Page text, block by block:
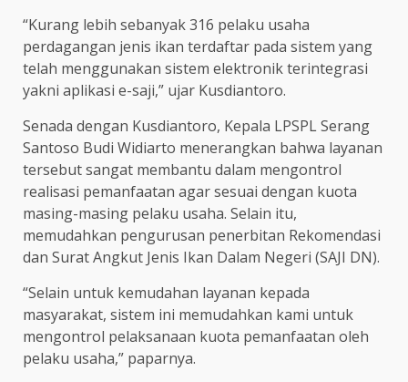
“Kurang lebih sebanyak 316 pelaku usaha
perdagangan jenis ikan terdaftar pada sistem yang
telah menggunakan sistem elektronik terintegrasi
yakni aplikasi e-saji,” ujar Kusdiantoro.
Senada dengan Kusdiantoro, Kepala LPSPL Serang
Santoso Budi Widiarto menerangkan bahwa layanan
tersebut sangat membantu dalam mengontrol
realisasi pemanfaatan agar sesuai dengan kuota
masing-masing pelaku usaha. Selain itu,
memudahkan pengurusan penerbitan Rekomendasi
dan Surat Angkut Jenis Ikan Dalam Negeri (SAJI DN).
“Selain untuk kemudahan layanan kepada
masyarakat, sistem ini memudahkan kami untuk
mengontrol pelaksanaan kuota pemanfaatan oleh
pelaku usaha,” paparnya.